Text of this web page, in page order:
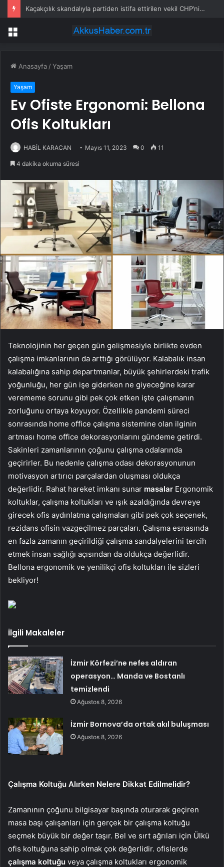
Kaçakçılık skandalıyla partiden istifa ettirilen vekil CHP’nin ilk transferi oldu
Menü
Anasayfa /Yaşam
Yaşam
Ev Ofiste Ergonomi: Bellona
Ofis Koltukları
HABİL KARACAN Mayıs 11, 2023 0 11
4 dakika okuma süresi
Teknolojinin her geçen gün gelişmesiyle birlikte evden
çalışma imkanlarının da arttığı görülüyor. Kalabalık insan
kalabalığına sahip departmanlar, büyük şehirlerdeki trafik
yoğunluğu, her gün işe giderken ne giyeceğine karar
verememe sorunu gibi pek çok etken işte çalışmanın
zorluğunu ortaya koyuyor. Özellikle pandemi süreci
sonrasında home office çalışma sistemine olan ilginin
artması home office dekorasyonlarını gündeme getirdi.
Sakinleri zamanlarının çoğunu çalışma odalarında
geçirirler. Bu nedenle çalışma odası dekorasyonunun
motivasyon artırıcı parçalardan oluşması oldukça
değerlidir. Rahat hareket imkanı sunar masalar Ergonomik
koltuklar, çalışma koltukları ve ışık azaldığında devreye
girecek ofis aydınlatma çalışmaları gibi pek çok seçenek,
rezidans ofisin vazgeçilmez parçaları. Çalışma esnasında
en fazla zamanın geçirildiği çalışma sandalyelerini tercih
etmek insan sağlığı açısından da oldukça değerlidir.
Bellona ergonomik ve yenilikçi ofis koltukları ile sizleri
bekliyor!
İlgili Makaleler
İzmir Körfezi’ne nefes aldıran
operasyon… Manda ve Bostanlı
temizlendi
Ağustos 8, 2026
İzmir Bornova’da ortak akıl buluşması
Ağustos 8, 2026
Çalışma Koltuğu Alırken Nelere Dikkat Edilmelidir?
Zamanının çoğunu bilgisayar başında oturarak geçiren
masa başı çalışanları için gerçek bir çalışma koltuğu
seçmek büyük bir değer taşır. Bel ve sırt ağrıları için Ülkü
ofis koltuğuna sahip olmak çok değerlidir. ofislerde
çalışma koltuğu veya çalışma koltukları ergonomik